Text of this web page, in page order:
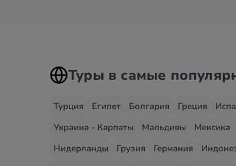
Туры в самые
Турция Египет Болгария Греция
Украина - Карпаты
Мальдивы Мексика
Нидерланды
Грузия Германия